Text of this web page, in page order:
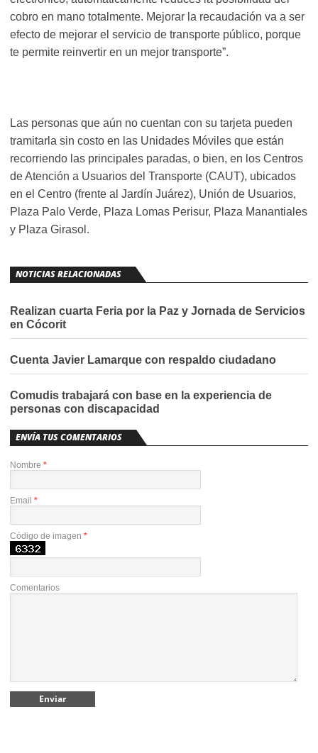
cobro en mano totalmente. Mejorar la recaudación va a ser
efecto de mejorar el servicio de transporte público, porque
te permite reinvertir en un mejor transporte”.
Las personas que aún no cuentan con su tarjeta pueden
tramitarla sin costo en las Unidades Móviles que están
recorriendo las principales paradas, o bien, en los Centros
de Atención a Usuarios del Transporte (CAUT), ubicados
en el Centro (frente al Jardín Juárez), Unión de Usuarios,
Plaza Palo Verde, Plaza Lomas Perisur, Plaza Manantiales
y Plaza Girasol.
NOTICIAS RELACIONADAS
Realizan cuarta Feria por la Paz y Jornada de Servicios
en Cócorit
Cuenta Javier Lamarque con respaldo ciudadano
Comudis trabajará con base en la experiencia de
personas con discapacidad
ENVÍA TUS COMENTARIOS
Nombre *
Email *
Código de imagen *
Comentarios